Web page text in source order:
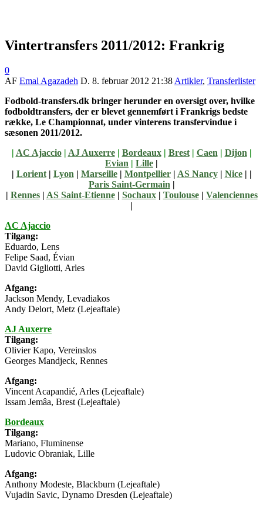
Vintertransfers 2011/2012: Frankrig
0
AF Emal Agazadeh D. 8. februar 2012 21:38 Artikler, Transferlister
Fodbold-transfers.dk bringer herunder en oversigt over, hvilke
fodboldtransfers, der er blevet gennemført i Frankrigs bedste
række, Le Championnat, under vinterens transfervindue i
sæsonen 2011/2012.
| AC Ajaccio| AJ Auxerre| Bordeaux| Brest| Caen | Dijon |
Evian | Lille |
| Lorient| Lyon | Marseille| Montpellier| AS Nancy| Nice| |
Paris Saint-Germain |
| Rennes| AS Saint-Etienne| Sochaux| Toulouse| Valenciennes
|
AC Ajaccio
Tilgang:
Eduardo, Lens
Felipe Saad, Évian
David Gigliotti, Arles
Afgang:
Jackson Mendy, Levadiakos
Andy Delort, Metz (Lejeaftale)
AJ Auxerre
Tilgang:
Olivier Kapo, Vereinslos
Georges Mandjeck, Rennes
Afgang:
Vincent Acapandié, Arles (Lejeaftale)
Issam Jemâa, Brest (Lejeaftale)
Bordeaux
Tilgang:
Mariano, Fluminense
Ludovic Obraniak, Lille
Afgang:
Anthony Modeste, Blackburn (Lejeaftale)
Vujadin Savic, Dynamo Dresden (Lejeaftale)